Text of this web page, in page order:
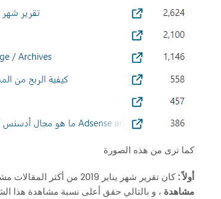
كما ترى من هذه الصورة
أولاً :كان تقرير شهر يناير 2019 من أكثر المقالات مشاهدة خلال هذا الشهر ، فقد حصل
مشاهدة ، و بالتالي حقق أعلى نسبة مشاهدة هذا الشهر